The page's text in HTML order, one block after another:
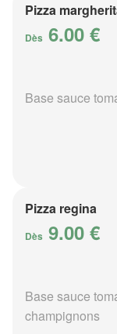
Pizza
Dès 6.00 €
Base sauce
Pizza regina
Dès 9.00 €
Base sauce
champignons